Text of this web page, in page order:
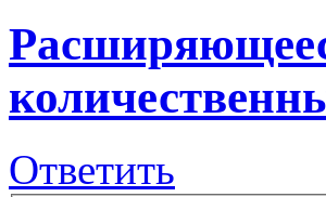
Ответить